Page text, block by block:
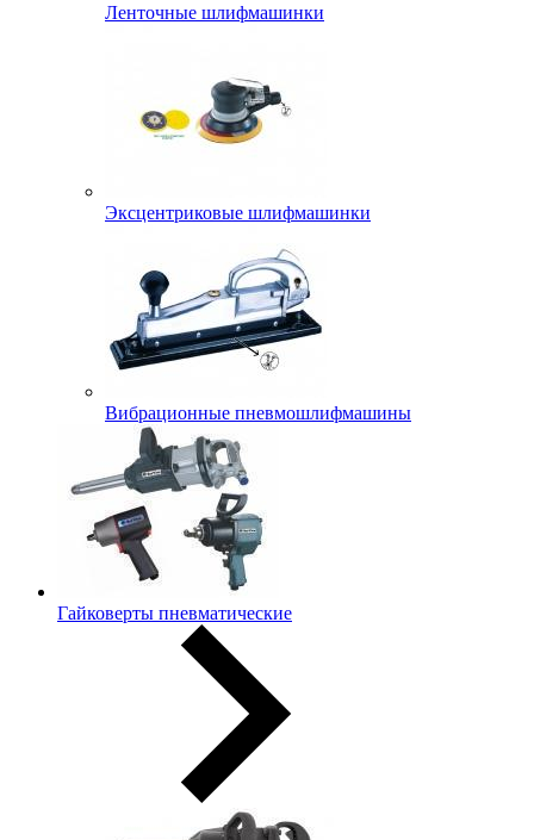
Ленточные шлифмашинки
Эксцентриковые шлифмашинки
Вибрационные пневмошлифмашины
Гайковерты пневматические